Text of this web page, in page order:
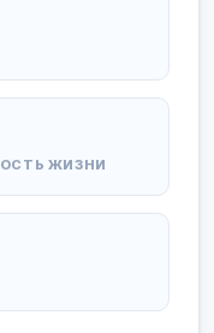
ЖИЗНИ